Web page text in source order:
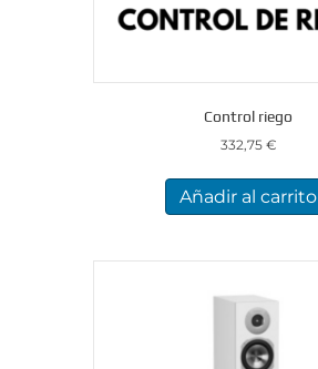
Control riego
332,75 €
Añadir al carrito